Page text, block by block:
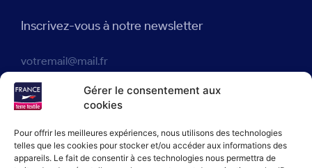
Gérer le consentement aux
cookies
Pour offrir les meilleures expériences, nous utilisons des technologies
telles que les cookies pour stocker et/ou accéder aux informations des
appareils. Le fait de consentir à ces technologies nous permettra de
Inscrivez-vous à notre newsletter
J'accepte que France terre textile® enregistre mon adresse
e-mail dans le but de m'envoyer des actualités en accord avec
JE M'INSCRIS